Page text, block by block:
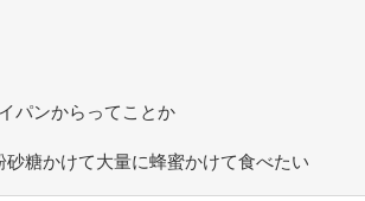
パンからってことか
糖かけて大量に蜂蜜かけて食べたい